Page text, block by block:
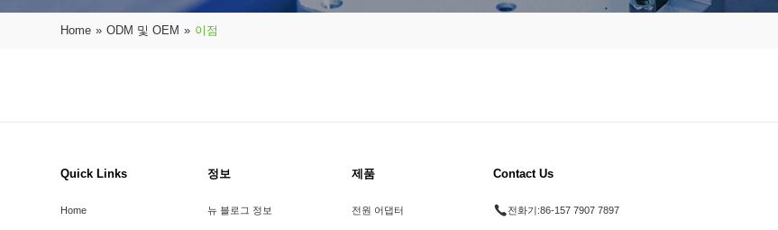
Home » ODM 및 OEM » 이점
Quick Links
Home
정보
뉴 블로그 정보
제품
전원 어댑터
Contact Us
전화기:86-157 7907 7897